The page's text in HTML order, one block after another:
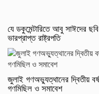
যে ডকুমেন্টারিতে আবু সাঈদের
ভারপ্রাপ্ত রাষ্ট্রপতি
জুলাই গণঅভ্যুত্থানের দ্বিতীয়
গণমিছিল ও সমাবেশ